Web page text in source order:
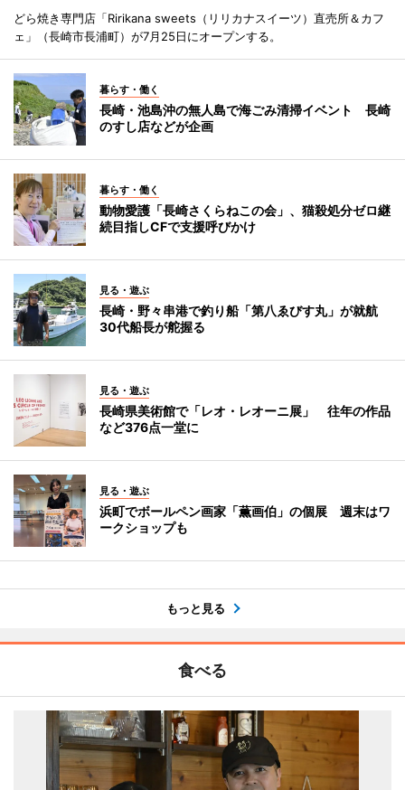
どら焼き専門店「Ririkana sweets（リリカナスイーツ）直売所＆カフ
ェ」（長崎市長浦町）が7月25日にオープンする。
暮らす・働く
長崎・池島沖の無人島で海ごみ清掃イベント 長崎
のすし店などが企画
暮らす・働く
動物愛護「長崎さくらねこの会」、猫殺処分ゼロ継
続目指しCFで支援呼びかけ
見る・遊ぶ
長崎・野々串港で釣り船「第八ゑびす丸」が就航
30代船長が舵握る
見る・遊ぶ
長崎県美術館で「レオ・レオーニ展」 往年の作品
など376点一堂に
見る・遊ぶ
浜町でボールペン画家「薫画伯」の個展 週末はワ
ークショップも
もっと見る
食べる